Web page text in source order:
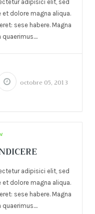
adipisici elit, sed
dolore magna aliqua.
sese habere. Magna
octobre 05, 2013
adipisici elit, sed
dolore magna aliqua.
sese habere. Magna